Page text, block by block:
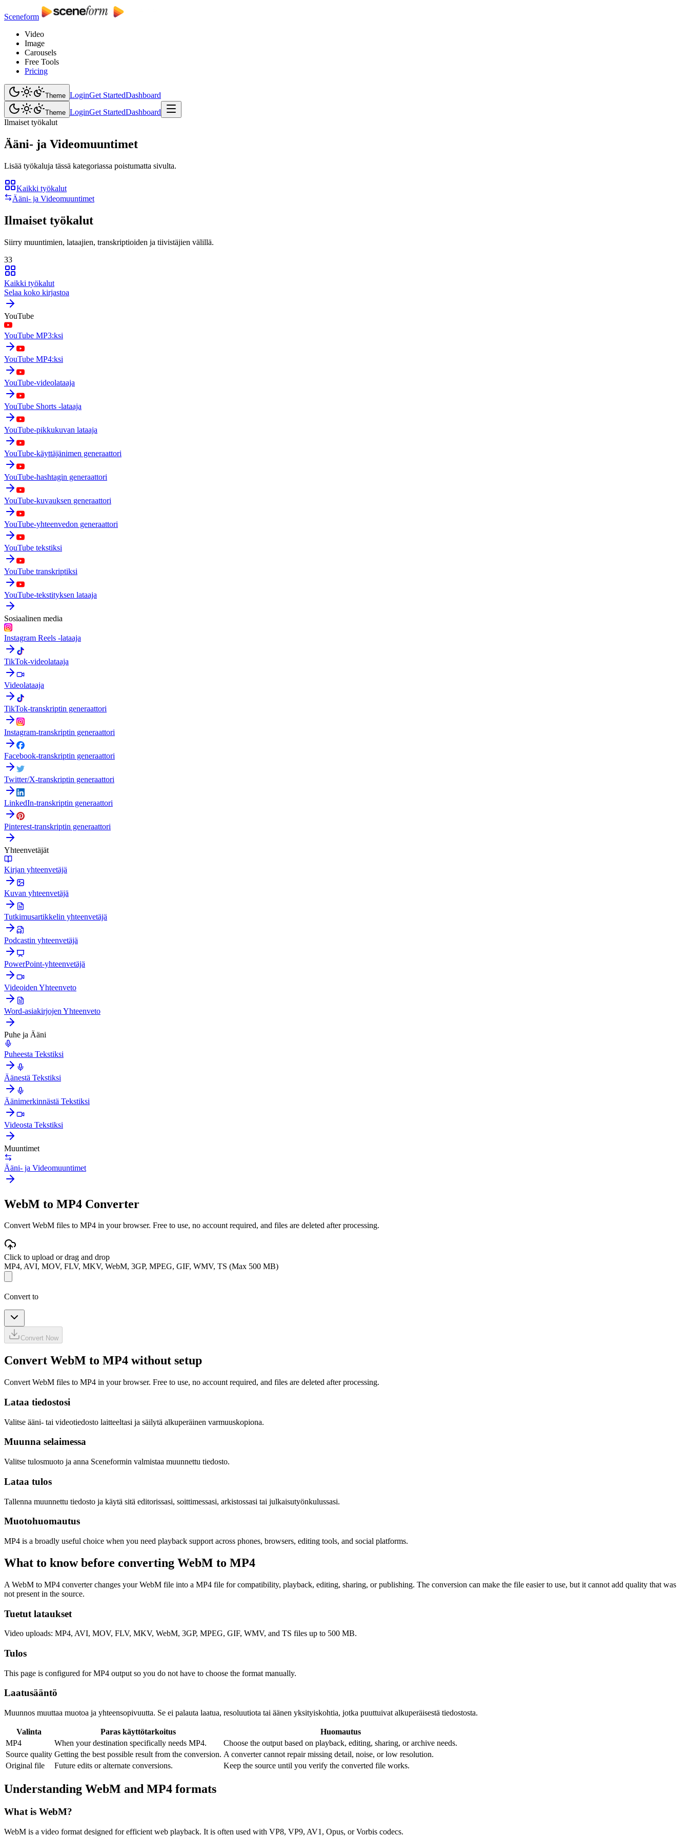
Sceneform
Video
Image
Carousels
Free Tools
Pricing
Theme LoginGet StartedDashboard
Theme LoginGet StartedDashboard
Ilmaiset työkalut
Ääni- ja Videomuuntimet
Lisää työkaluja tässä kategoriassa poistumatta sivulta.
Kaikki työkalut
Ääni- ja Videomuuntimet
Ilmaiset työkalut
Siirry muuntimien, lataajien, transkriptioiden ja tiivistäjien välillä.
33
Kaikki työkalut
Selaa koko kirjastoa
YouTube
YouTube MP3:ksi
YouTube MP4:ksi
YouTube-videolataaja
YouTube Shorts -lataaja
YouTube-pikkukuvan lataaja
YouTube-käyttäjänimen generaattori
YouTube-hashtagin generaattori
YouTube-kuvauksen generaattori
YouTube-yhteenvedon generaattori
YouTube tekstiksi
YouTube transkriptiksi
YouTube-tekstityksen lataaja
Sosiaalinen media
Instagram Reels -lataaja
TikTok-videolataaja
Videolataaja
TikTok-transkriptin generaattori
Instagram-transkriptin generaattori
Facebook-transkriptin generaattori
Twitter/X-transkriptin generaattori
LinkedIn-transkriptin generaattori
Pinterest-transkriptin generaattori
Yhteenvetäjät
Kirjan yhteenvetäjä
Kuvan yhteenvetäjä
Tutkimusartikkelin yhteenvetäjä
Podcastin yhteenvetäjä
PowerPoint-yhteenvetäjä
Videoiden Yhteenveto
Word-asiakirjojen Yhteenveto
Puhe ja Ääni
Puheesta Tekstiksi
Äänestä Tekstiksi
Äänimerkinnästä Tekstiksi
Videosta Tekstiksi
Muuntimet
Ääni- ja Videomuuntimet
WebM to MP4 Converter
Convert WebM files to MP4 in your browser. Free to use, no account required, and files are deleted after processing.
Click to upload or drag and drop
MP4, AVI, MOV, FLV, MKV, WebM, 3GP, MPEG, GIF, WMV, TS (Max 500 MB)
Convert to
Convert Now
Convert WebM to MP4 without setup
Convert WebM files to MP4 in your browser. Free to use, no account required, and files are deleted after processing.
Lataa tiedostosi
Valitse ääni- tai videotiedosto laitteeltasi ja säilytä alkuperäinen varmuuskopiona.
Muunna selaimessa
Valitse tulosmuoto ja anna Sceneformin valmistaa muunnettu tiedosto.
Lataa tulos
Tallenna muunnettu tiedosto ja käytä sitä editorissasi, soittimessasi, arkistossasi tai julkaisutyönkulussasi.
Muotohuomautus
MP4 is a broadly useful choice when you need playback support across phones, browsers, editing tools, and social platforms.
What to know before converting WebM to MP4
A WebM to MP4 converter changes your WebM file into a MP4 file for compatibility, playback, editing, sharing, or publishing. The conversion can make the file easier to use, but it cannot add quality that was
not present in the source.
Tuetut lataukset
Video uploads: MP4, AVI, MOV, FLV, MKV, WebM, 3GP, MPEG, GIF, WMV, and TS files up to 500 MB.
Tulos
This page is configured for MP4 output so you do not have to choose the format manually.
Laatusääntö
Muunnos muuttaa muotoa ja yhteensopivuutta. Se ei palauta laatua, resoluutiota tai äänen yksityiskohtia, jotka puuttuivat alkuperäisestä tiedostosta.
Valinta Paras käyttötarkoitus
Huomautus
MP4
When your destination specifically needs MP4.
Choose the output based on playback, editing, sharing, or archive needs.
Source quality Getting the best possible result from the conversion. A converter cannot repair missing detail, noise, or low resolution.
Original file
Future edits or alternate conversions. Keep the source until you verify the converted file works.
Understanding WebM and MP4 formats
What is WebM?
WebM is a video format designed for efficient web playback. It is often used with VP8, VP9, AV1, Opus, or Vorbis codecs.